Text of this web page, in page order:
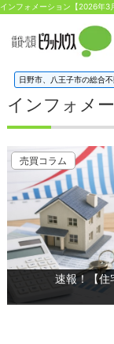
日野市、八王子市の総合
インフォメ
売買コラム
速報！【住